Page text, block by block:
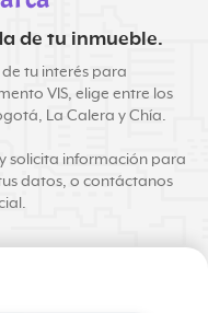
de tu inmueble.
de tu interés para
VIS, elige entre los
La Calera y Chía.
solicita información para
datos, o contáctanos